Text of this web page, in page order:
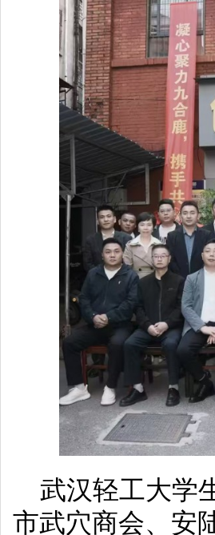
武汉轻工大学
市武穴商会、安